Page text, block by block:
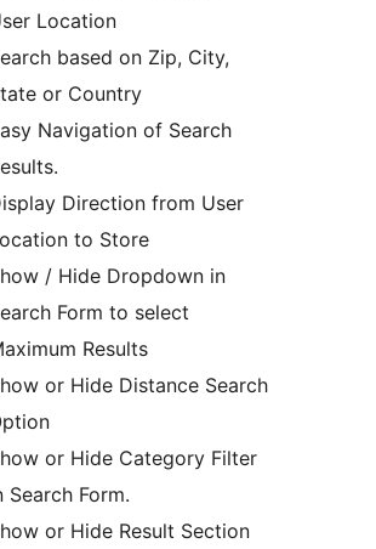
Location
based on Zip, City,
or Country
Navigation of Search
Direction from User
to Store
/ Hide Dropdown in
Form to select
Results
or Hide Distance Search
or Hide Category Filter
Search Form.
or Hide Result Section